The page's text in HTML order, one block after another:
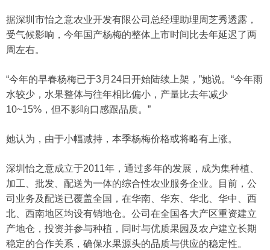
据深圳市怡之意农业开发有限公司总经理助理周芝秀透露，
受气候影响，今年国产杨梅的整体上市时间比去年延迟了两
周左右。
“今年的早春杨梅已于3月24日开始陆续上架，”她说。“今年雨
水较少，水果整体与往年相比偏小，产量比去年减少
10~15%，但不影响口感跟品质。”
她认为，由于小幅减持，本季杨梅价格或将略有上涨。
深圳怡之意成立于2011年，通过多年的发展，成为集种植、
加工、批发、配送为一体的综合性农业服务企业。目前，公
司业务及配送已覆盖全国，在华南、华东、华北、华中、西
北、西南地区均设有销地仓。公司在全国各大产区重资建立
产地仓，投资并参与种植，同时与优质果园及农户建立长期
稳定的合作关系，确保水果源头的品质与供应的稳定性。